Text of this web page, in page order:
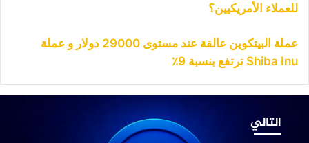
للعملاء الأمريكيين؟
عملة البيتكوين عالقة عند مستوى 29000 دولار و عملة
Shiba Inu ترتفع بنسبة 9٪
التالي